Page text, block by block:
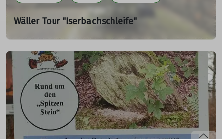
Wäller Tour "Iserbachschleife"
25.02.2024
Anhausen – Meinborn – Steinebachtal – Kirchenruine
Hausenborn – Saynbachtal – Isenburg mir der Burgruine
Isenburg - Thalhauser Mühle – Rüscheid – Blick aufs
Jahrsbachtal – Himmelsteich mit Aussichtskanzel -
Anhausen
mehr erfahren